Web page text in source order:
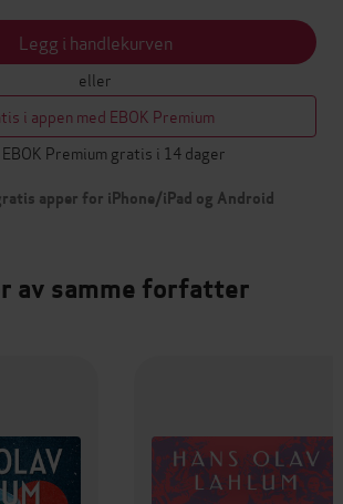
Legg i handlekurven
eller
i appen med EBOK Premium
Premium gratis i 14 dager
apper for iPhone/iPad og Android
av samme forfatter